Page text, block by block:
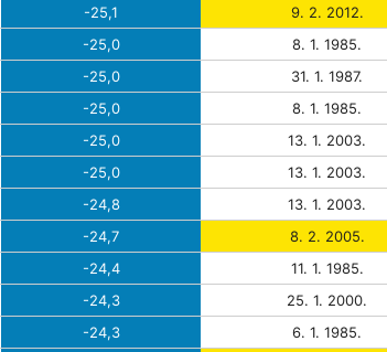
-25,1
9. 2. 2012.
-25,0
8. 1. 1985.
-25,0
31. 1. 1987.
-25,0
8. 1. 1985.
-25,0
13. 1. 2003.
-25,0
13. 1. 2003.
-24,8
13. 1. 2003.
-24,7
8. 2. 2005.
-24,4
11. 1. 1985.
-24,3
25. 1. 2000.
-24,3
6. 1. 1985.